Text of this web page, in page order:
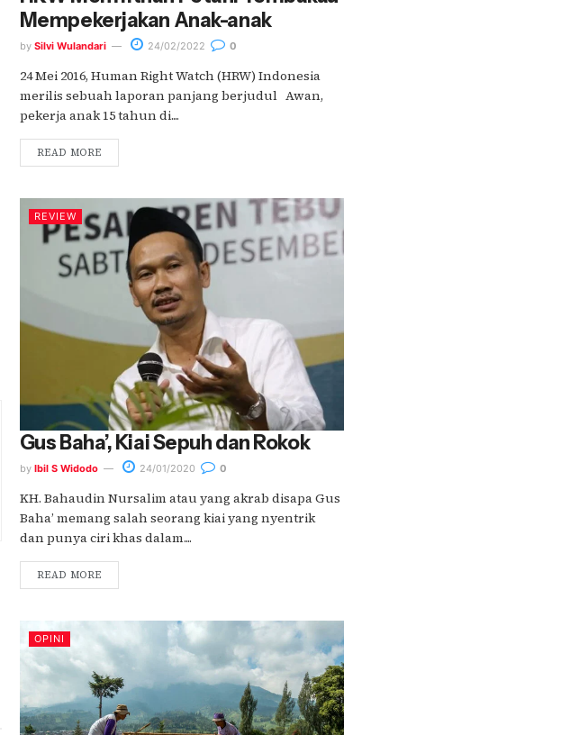
Mempekerjakan Anak-anak
by Silvi Wulandari 24/02/2022 0
24 Mei 2016, Human Right Watch (HRW) Indonesia
merilis sebuah laporan panjang berjudul Awan,
pekerja anak 15 tahun di....
READ MORE
REVIEW
Gus Baha’, Kiai Sepuh dan Rokok
by Ibil S Widodo 24/01/2020 0
KH. Bahaudin Nursalim atau yang akrab disapa Gus
Baha’ memang salah seorang kiai yang nyentrik
dan punya ciri khas dalam....
READ MORE
OPINI